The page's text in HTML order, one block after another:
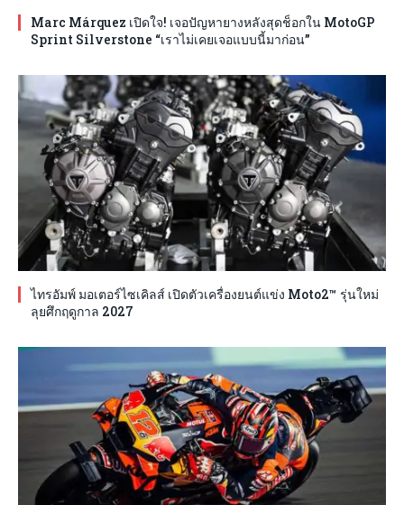
Marc Márquez เปิดใจ! เจอปัญหายางหลังสุดช็อกใน MotoGP
Sprint Silverstone “เราไม่เคยเจอแบบนี้มาก่อน”
ไทรอัมพ์ มอเตอร์ไซเคิลส์ เปิดตัวเครื่องยนต์แข่ง Moto2™ รุ่นใหม่
ลุยศึกฤดูกาล 2027